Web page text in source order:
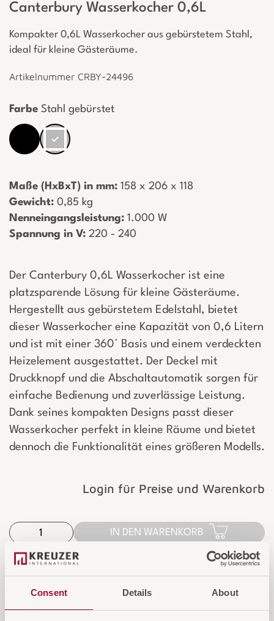
Consent Details About
Canterbury Wasserkocher 0,6L
Kompakter 0,6L Wasserkocher aus gebürstetem Stahl,
ideal für kleine Gästeräume.
Artikelnummer CRBY-24496
Farbe Stahl gebürstet
Maße (HxBxT) in mm: ­ 158 x 206 x 118
Gewicht: ­ 0,85 kg
Nenneingangsleistung: ­ 1.000 W
Spannung in V: ­ 220 - 240
Der Canterbury 0,6L Wasserkocher ist eine
platzsparende Lösung für kleine Gästeräume.
Hergestellt aus gebürstetem Edelstahl, bietet
dieser Wasserkocher eine Kapazität von 0,6 Litern
und ist mit einer 360° Basis und einem verdeckten
Heizelement ausgestattet. Der Deckel mit
Druckknopf und die Abschaltautomatik sorgen für
einfache Bedienung und zuverlässige Leistung.
Dank seines kompakten Designs passt dieser
Wasserkocher perfekt in kleine Räume und bietet
dennoch die Funktionalität eines größeren Modells.
Login für Preise und Warenkorb
IN DEN WARENKORB
AUF DIE ANFRAGELISTE